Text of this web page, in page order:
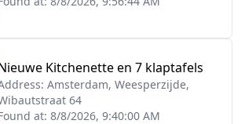
Kitchenette en 7 klaptafels
Amsterdam, Weesperzijde,
64
at: 8/8/2026, 9:40:00 AM